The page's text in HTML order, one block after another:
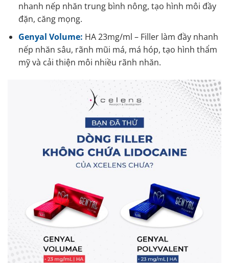
nhanh nếp nhăn trung bình nông, tạo hình môi đầy
đặn, căng mọng.
Genyal Volume: HA 23mg/ml – Filler làm đầy nhanh
nếp nhăn sâu, rãnh mũi má, má hóp, tạo hình thẩm
mỹ và cải thiện môi nhiều rãnh nhăn.